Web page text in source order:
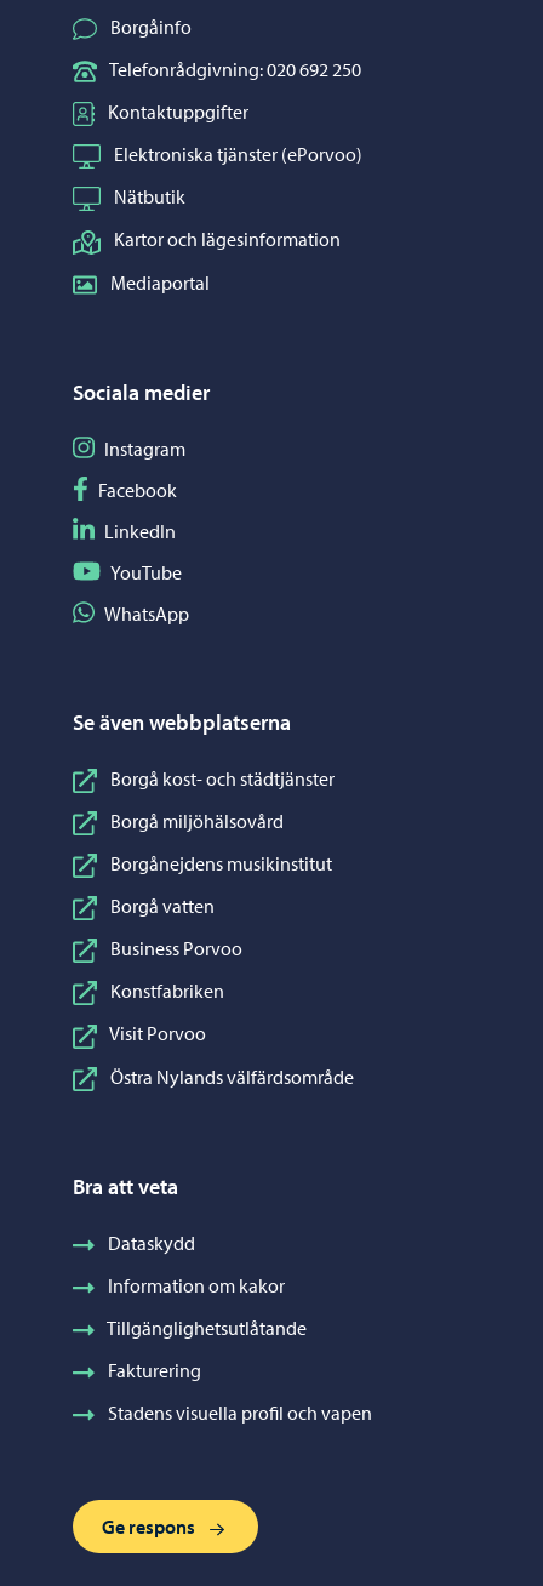
Borgåinfo
Telefonrådgivning: 020 692 250
Kontaktuppgifter
Elektroniska tjänster (ePorvoo)
Nätbutik
Kartor och lägesinformation
Mediaportal
Sociala medier
Följ på Instagram
Instagram
Följ på Facebook
Facebook
Följ på LinkedIn
LinkedIn
Följ på YouTube
YouTube
Dela på WhatsApp
WhatsApp
Se även webbplatserna
Borgå kost- och städtjänster
Borgå miljöhälsovård
Borgånejdens musikinstitut
Borgå vatten
Business Porvoo
Konstfabriken
Visit Porvoo
Östra Nylands välfärdsområde
Bra att veta
Dataskydd
Information om kakor
Tillgänglighetsutlåtande
Fakturering
Stadens visuella profil och vapen
Ge respons